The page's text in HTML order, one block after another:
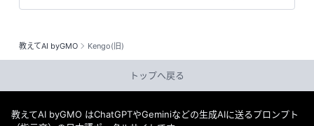
教えてAI byGMO Kengo(旧)
トップへ戻る
教えてAI byGMO はChatGPTやGeminiなどの生成AIに送るプロンプト